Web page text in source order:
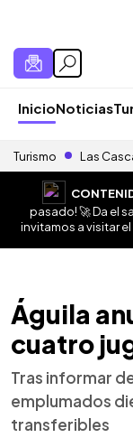
InicioNoticias
Turismo Las
pasado! 🚀 Da el
invitamos a visitar
Águila
cuatro
Tras informar
emplumados
transferibles